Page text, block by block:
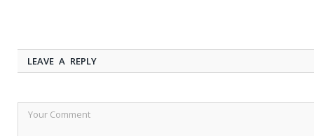
LEAVE A REPLY